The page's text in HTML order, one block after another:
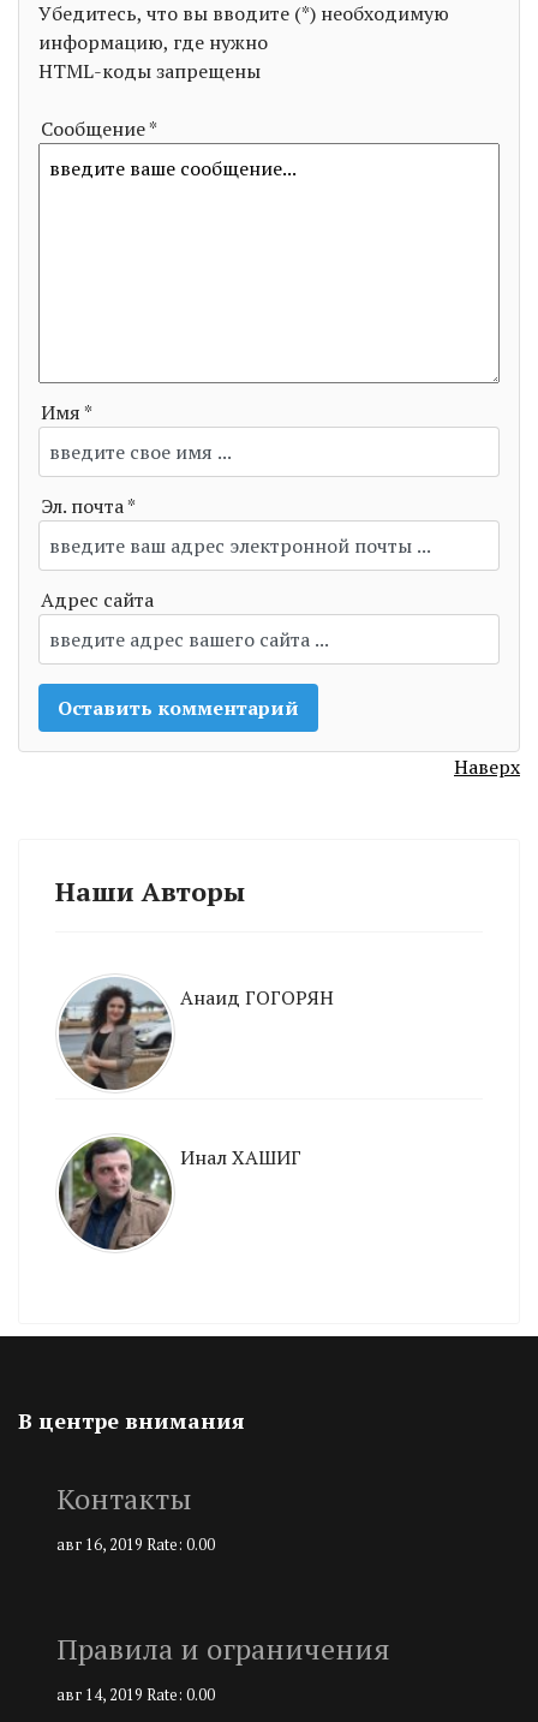
Убедитесь, что вы вводите (*) необходимую
информацию, где нужно
HTML-коды запрещены
Сообщение *
Имя *
Эл. почта *
Адрес сайта
Наверх
Наши Авторы
Анаид ГОГОРЯН
Инал ХАШИГ
В центре внимания
Контакты
авг 16, 2019 Rate: 0.00
Правила и ограничения
авг 14, 2019 Rate: 0.00